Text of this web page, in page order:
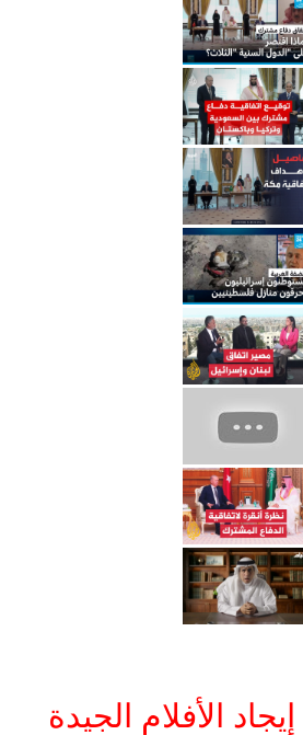
الأفلام الجيدة